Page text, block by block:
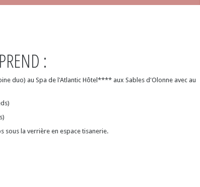
:
duo) au Spa de l'Atlantic Hôtel**** aux Sables d'Olonne avec au
sous la verrière en espace tisanerie.